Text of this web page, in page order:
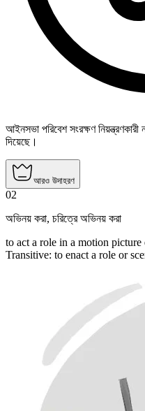
আইনসভা পরিবেশ সংরক্ষণ নিয়ন্ত্রণকারী
দিয়েছে।
আরও উদাহরণ
02
অভিনয় করা, চরিত্রে অভিনয় করা
to act a role in a motion
Transitive: to enact a role or